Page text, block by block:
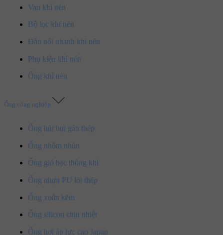
Van khí nén
Bộ lọc khí nén
Đầu nối nhanh khí nén
Phụ kiện khí nén
Ống khí nén
Ống công nghiệp
Ống hút bụi gân thép
Ống nhôm nhún
Ống gió bạc thông khí
Ống nhựa PU lõi thép
Ống xoắn kẽm
Ống silicon chịu nhiệt
Ống hơi áp lực cao Japan